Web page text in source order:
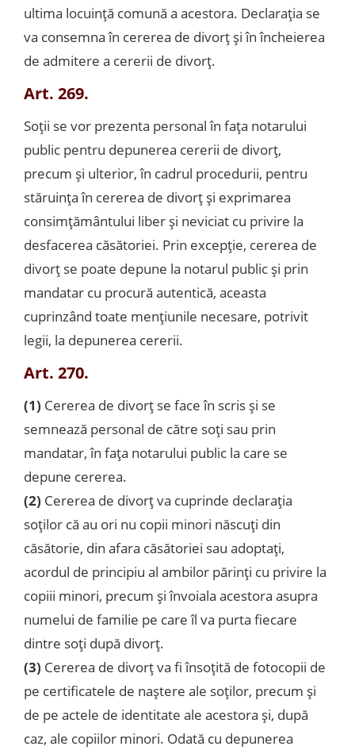
ultima locuinţă comună a acestora. Declaraţia se
va consemna în cererea de divorţ şi în încheierea
de admitere a cererii de divorţ.
Art. 269.
Soţii se vor prezenta personal în faţa notarului
public pentru depunerea cererii de divorţ,
precum şi ulterior, în cadrul procedurii, pentru
stăruinţa în cererea de divorţ şi exprimarea
consimţământului liber şi neviciat cu privire la
desfacerea căsătoriei. Prin excepţie, cererea de
divorţ se poate depune la notarul public şi prin
mandatar cu procură autentică, aceasta
cuprinzând toate menţiunile necesare, potrivit
legii, la depunerea cererii.
Art. 270.
(1) Cererea de divorţ se face în scris şi se
semnează personal de către soţi sau prin
mandatar, în faţa notarului public la care se
depune cererea.
(2) Cererea de divorţ va cuprinde declaraţia
soţilor că au ori nu copii minori născuţi din
căsătorie, din afara căsătoriei sau adoptaţi,
acordul de principiu al ambilor părinţi cu privire la
copiii minori, precum şi învoiala acestora asupra
numelui de familie pe care îl va purta fiecare
dintre soţi după divorţ.
(3) Cererea de divorţ va fi însoţită de fotocopii de
pe certificatele de naştere ale soţilor, precum şi
de pe actele de identitate ale acestora şi, după
caz, ale copiilor minori. Odată cu depunerea